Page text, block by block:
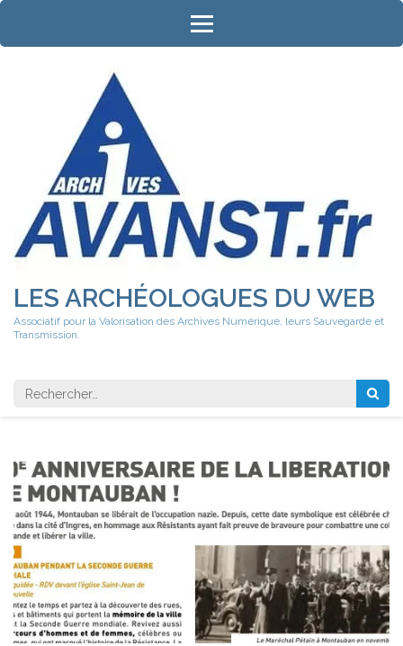
Aller
contenu
LES ARCHÉOLOGUES DU WEB
Associatif pour la Valorisation des Archives Numérique, leurs Sauvegarde et
Transmission.
Rechercher